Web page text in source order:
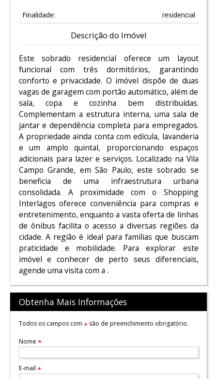
Finalidade: residencial
Descrição do Imóvel
Este sobrado residencial oferece um layout
funcional com três dormitórios, garantindo
conforto e privacidade. O imóvel dispõe de duas
vagas de garagem com portão automático, além de
sala, copa e cozinha bem distribuídas.
Complementam a estrutura interna, uma sala de
jantar e dependência completa para empregados.
A propriedade ainda conta com edícula, lavanderia
e um amplo quintal, proporcionando espaços
adicionais para lazer e serviços. Localizado na Vila
Campo Grande, em São Paulo, este sobrado se
beneficia de uma infraestrutura urbana
consolidada. A proximidade com o Shopping
Interlagos oferece conveniência para compras e
entretenimento, enquanto a vasta oferta de linhas
de ônibus facilita o acesso a diversas regiões da
cidade. A região é ideal para famílias que buscam
praticidade e mobilidade. Para explorar este
imóvel e conhecer de perto seus diferenciais,
agende uma visita com a .
Obtenha Mais Informações
Todos os campos com *são de preenchimento obrigatório.
Nome *
E-mail *